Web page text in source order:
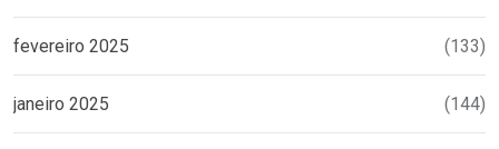
fevereiro 2025 (133)
janeiro 2025 (144)